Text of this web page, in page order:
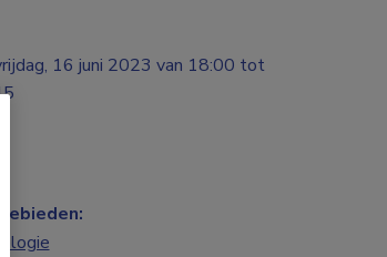
16 juni 2023 van 18:00 tot